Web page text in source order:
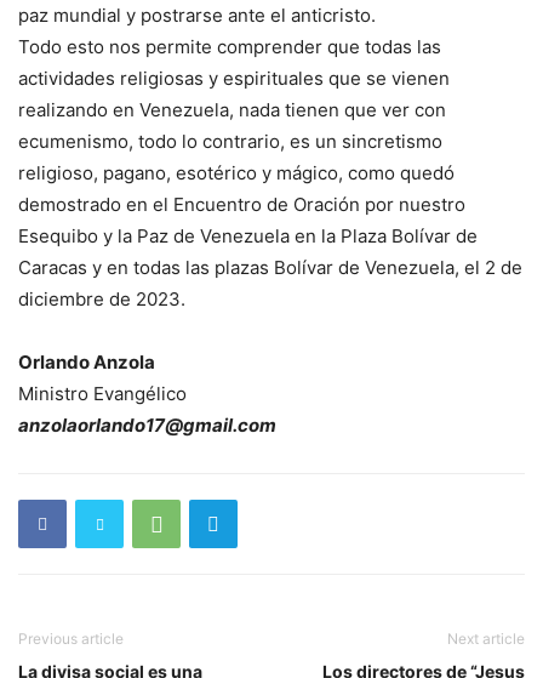
paz mundial y postrarse ante el anticristo.
Todo esto nos permite comprender que todas las
actividades religiosas y espirituales que se vienen
realizando en Venezuela, nada tienen que ver con
ecumenismo, todo lo contrario, es un sincretismo
religioso, pagano, esotérico y mágico, como quedó
demostrado en el Encuentro de Oración por nuestro
Esequibo y la Paz de Venezuela en la Plaza Bolívar de
Caracas y en todas las plazas Bolívar de Venezuela, el 2 de
diciembre de 2023.
Orlando Anzola
Ministro Evangélico
anzolaorlando17@gmail.com
Previous article
La divisa social es una
Next article
Los directores de “Jesus